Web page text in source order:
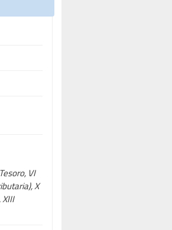
VI
X